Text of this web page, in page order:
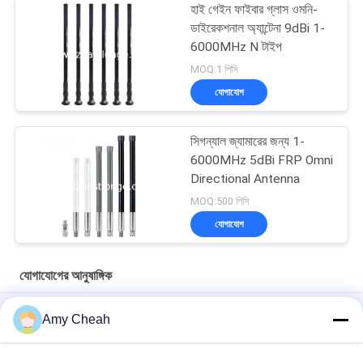
হাই গেইন ফাইবার গ্লাস ওমনি-
ডাইরেকশনাল অ্যান্টেনা 9dBi 1-
6000MHz N টাইপ
MOQ:1 পিসি
যোগাযোগ
সিগন্যাল জ্যামারের জন্য 1-
6000MHz 5dBi FRP Omni
Directional Antenna
MOQ:500 পিসি
যোগাযোগ
যোগাযোগের আনুষাঙ্গিক
1m কেবল সহ SMA 800-2700MHz ইনডোর আউটডোর অ্যান্টেনা প্যানেল, সাদা
হাই পাওয়ার 50W 9DBi ইনডোর/আউটডোর প্যানেল অ্যান্টেনা 800-2500MHZ, সাদা
Amy Cheah